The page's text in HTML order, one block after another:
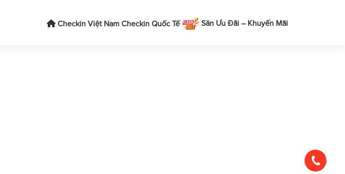
Checkin Việt Nam Checkin Quốc Tế Săn Ưu Đãi – Khuyến Mãi